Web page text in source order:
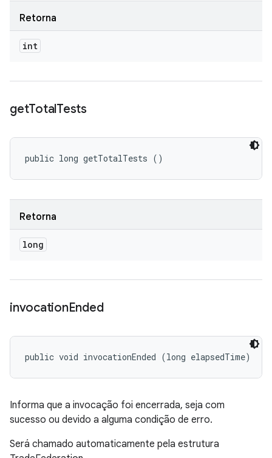
Retorna
int
getTotalTests
public long getTotalTests ()
Retorna
long
invocationEnded
public void invocationEnded (long elapsedTime)
Informa que a invocação foi encerrada, seja com
sucesso ou devido a alguma condição de erro.
Será chamado automaticamente pela estrutura